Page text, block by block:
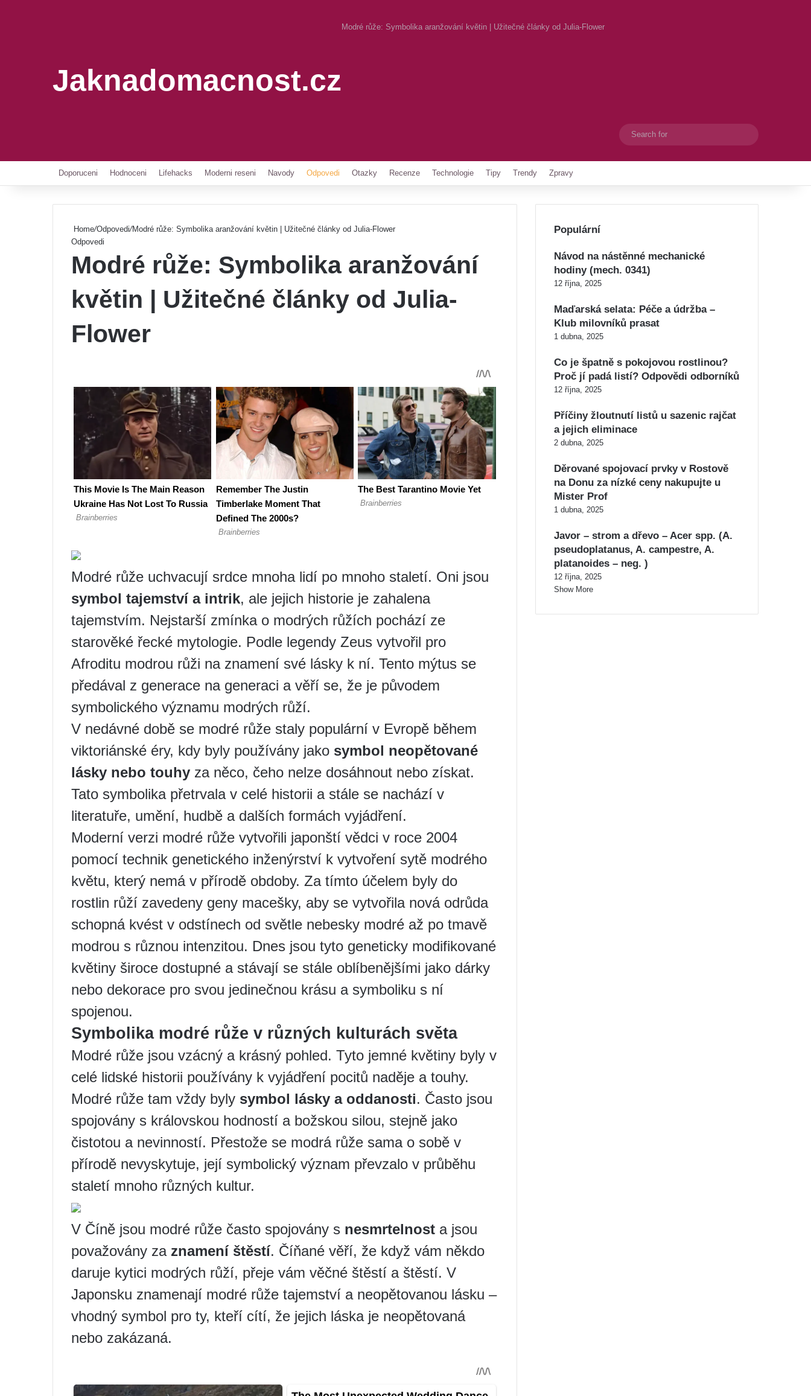
Jaknadomacnost.cz
Modré růže: Symbolika aranžování květin | Užitečné články od Julia-Flower
Switch skin
Doporuceni Hodnoceni Lifehacks Moderni reseni Navody Odpovedi Otazky Recenze Technologie Tipy Trendy Zpravy
Home/Odpovedi/Modré růže: Symbolika aranžování květin | Užitečné články od Julia-Flower
Odpovedi
Modré růže: Symbolika aranžování
květin | Užitečné články od Julia-
Flower
Modré růže uchvacují srdce mnoha lidí po mnoho staletí. Oni jsou
symbol tajemství a intrik, ale jejich historie je zahalena
tajemstvím. Nejstarší zmínka o modrých růžích pochází ze
starověké řecké mytologie. Podle legendy Zeus vytvořil pro
Afroditu modrou růži na znamení své lásky k ní. Tento mýtus se
předával z generace na generaci a věří se, že je původem
symbolického významu modrých růží.
V nedávné době se modré růže staly populární v Evropě během
viktoriánské éry, kdy byly používány jako symbol neopětované
lásky nebo touhy za něco, čeho nelze dosáhnout nebo získat.
Tato symbolika přetrvala v celé historii a stále se nachází v
literatuře, umění, hudbě a dalších formách vyjádření.
Moderní verzi modré růže vytvořili japonští vědci v roce 2004
pomocí technik genetického inženýrství k vytvoření sytě modrého
květu, který nemá v přírodě obdoby. Za tímto účelem byly do
rostlin růží zavedeny geny macešky, aby se vytvořila nová odrůda
schopná kvést v odstínech od světle nebesky modré až po tmavě
modrou s různou intenzitou. Dnes jsou tyto geneticky modifikované
květiny široce dostupné a stávají se stále oblíbenějšími jako dárky
nebo dekorace pro svou jedinečnou krásu a symboliku s ní
spojenou.
Symbolika modré růže v různých kulturách světa
Modré růže jsou vzácný a krásný pohled. Tyto jemné květiny byly v
celé lidské historii používány k vyjádření pocitů naděje a touhy.
Modré růže tam vždy byly symbol lásky a oddanosti. Často jsou
spojovány s královskou hodností a božskou silou, stejně jako
čistotou a nevinností. Přestože se modrá růže sama o sobě v
přírodě nevyskytuje, její symbolický význam převzalo v průběhu
staletí mnoho různých kultur.
V Číně jsou modré růže často spojovány s nesmrtelnost a jsou
považovány za znamení štěstí. Číňané věří, že když vám někdo
daruje kytici modrých růží, přeje vám věčné štěstí a štěstí. V
Japonsku znamenají modré růže tajemství a neopětovanou lásku –
vhodný symbol pro ty, kteří cítí, že jejich láska je neopětovaná
nebo zakázaná.
Populární
Návod na nástěnné mechanické
hodiny (mech. 0341)
12 října, 2025
Maďarská selata: Péče a údržba –
Klub milovníků prasat
1 dubna, 2025
Co je špatně s pokojovou rostlinou?
Proč jí padá listí? Odpovědi odborníků
12 října, 2025
Příčiny žloutnutí listů u sazenic rajčat
a jejich eliminace
2 dubna, 2025
Děrované spojovací prvky v Rostově
na Donu za nízké ceny nakupujte u
Mister Prof
1 dubna, 2025
Javor – strom a dřevo – Acer spp. (A.
pseudoplatanus, A. campestre, A.
platanoides – neg. )
12 října, 2025
Show More